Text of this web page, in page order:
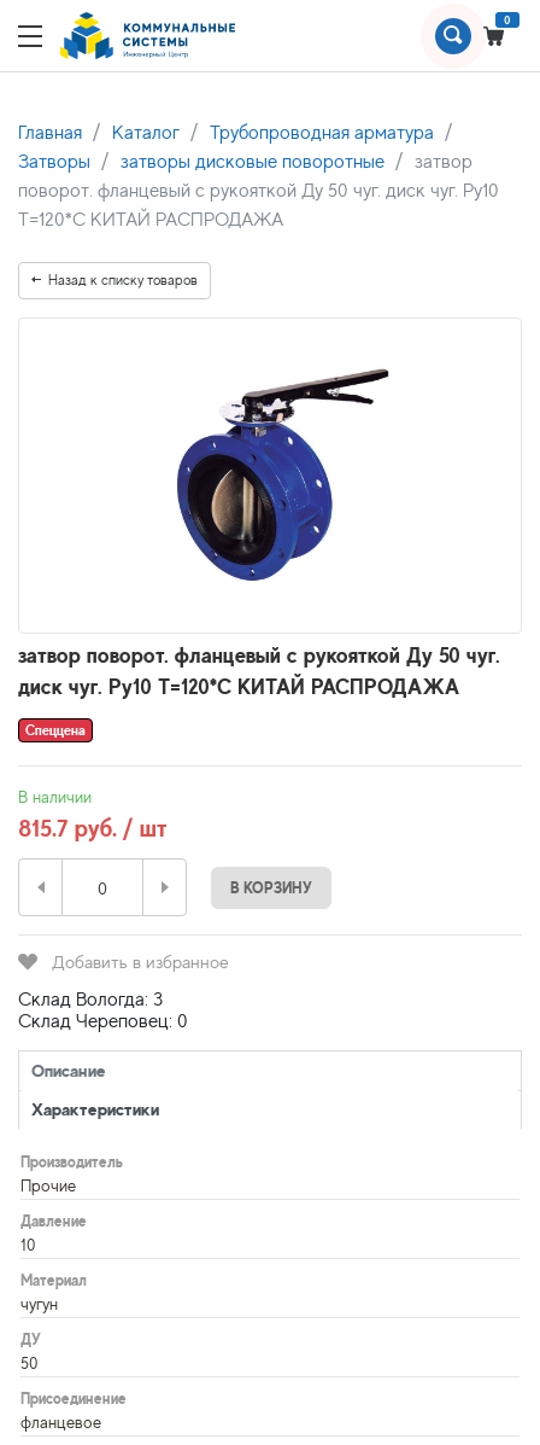
0
Главная Каталог
Трубопроводная арматура
Затворы
затворы дисковые поворотные
затвор
поворот. фланцевый с рукояткой Ду 50 чуг. диск чуг. Ру10
Т=120*С КИТАЙ РАСПРОДАЖА
Назад к списку товаров
затвор поворот. фланцевый с рукояткой Ду 50 чуг.
диск чуг. Ру10 Т=120*С КИТАЙ РАСПРОДАЖА
Спеццена
В наличии
815.7 руб. / шт
В КОРЗИНУ
Добавить в избранное
Склад Вологда: 3
Склад Череповец: 0
Описание
Характеристики
Производитель
Прочие
Давление
10
Материал
чугун
ДУ
50
Присоединение
фланцевое